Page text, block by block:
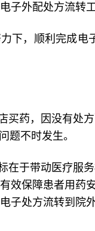
子外配处方流转工
下，顺利完成
买药，因没有处
题不时发生。
在于带动医疗服
效保障患者用药
子处方流转到院